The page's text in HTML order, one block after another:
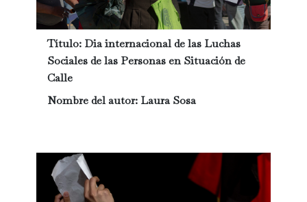
Título: Dia internacional de las Luchas
Sociales de las Personas en Situación de
Calle
Nombre del autor: Laura Sosa